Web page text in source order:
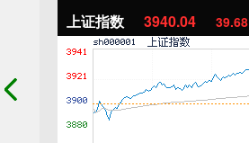
上证指数 3940.04 39.68